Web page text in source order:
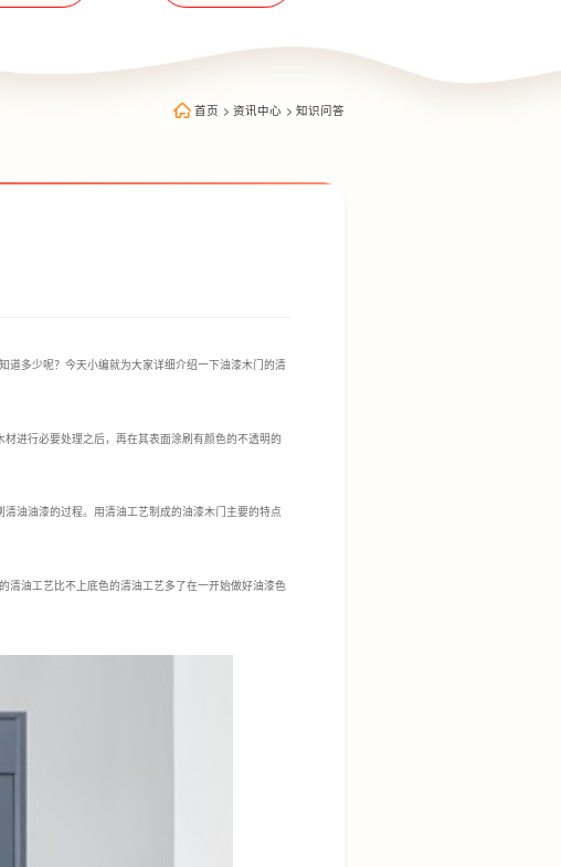
首页 > 资讯中心 > 知识问答
道多少呢？今天小编就为大家详细介绍一下油漆木门的清
进行必要处理之后，再在其表面涂刷有颜色的不透明的
油油漆的过程。用清油工艺制成的油漆木门主要的特点
清油工艺比不上底色的清油工艺多了在一开始做好油漆色